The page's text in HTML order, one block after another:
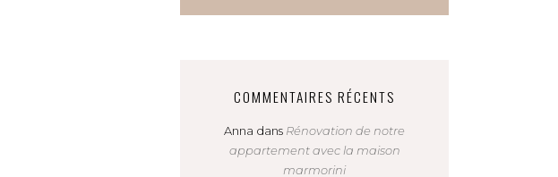
COMMENTAIRES RÉCENTS
Anna dans Rénovation de notre
appartement avec la maison
marmorini